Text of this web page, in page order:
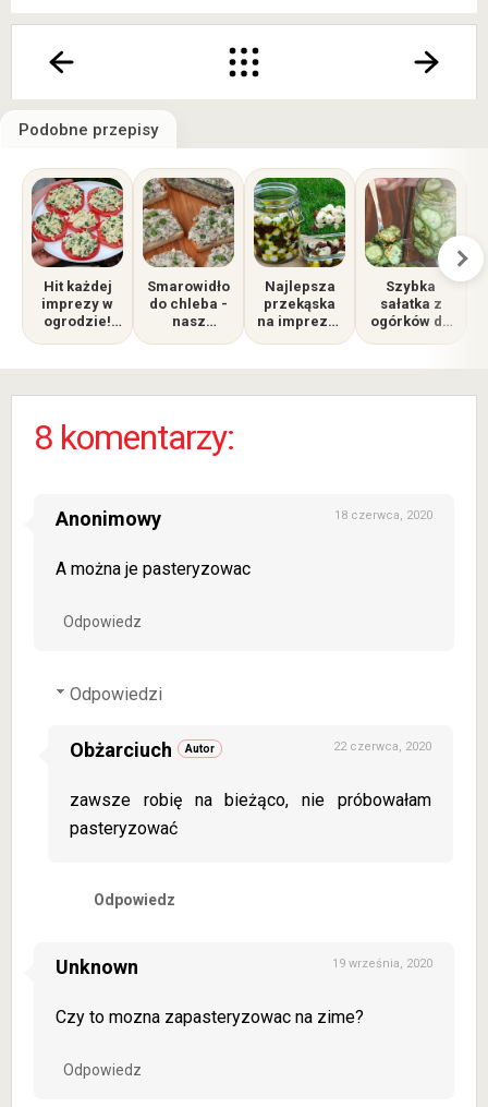
Podobne przepisy
Hit każdej
imprezy w
ogrodzie!
pod
Smarowidło
do chleba -
nasz
Najlepsza
przekąska
na imprezę i
mozzarella
Szybka
sałatka z
ogórków do
8 komentarzy:
Anonimowy 18 czerwca, 2020
A można je pasteryzowac
Odpowiedz
Odpowiedzi
Obżarciuch 22 czerwca, 2020
zawsze robię na bieżąco, nie próbowałam
pasteryzować
Odpowiedz
Unknown 19 września, 2020
Czy to mozna zapasteryzowac na zime?
Odpowiedz